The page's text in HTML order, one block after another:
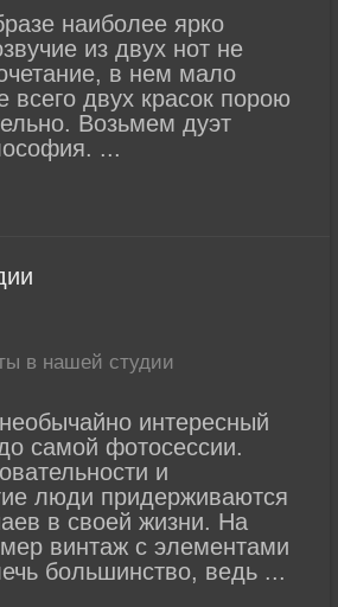
наиболее ярко
из двух нот не
в нем мало
двух красок порою
Возьмем дуэт
...
в нашей студии
интересный
самой фотосессии.
и
люди придерживаются
в своей жизни. На
винтаж с элементами
большинство, ведь ...